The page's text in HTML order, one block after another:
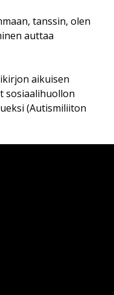
tanssin, olen
auttaa
aikuisen
sosiaalihuollon
(Autismiliiton